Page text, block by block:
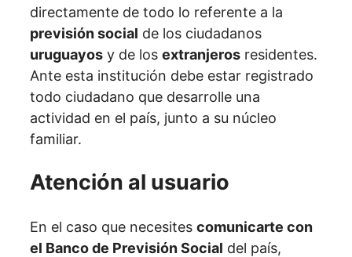
directamente de todo lo referente a la
previsión social de los ciudadanos
uruguayos y de los extranjeros residentes.
Ante esta institución debe estar registrado
todo ciudadano que desarrolle una
actividad en el país, junto a su núcleo
familiar.
Atención al usuario
En el caso que necesites comunicarte con
el Banco de Previsión Social del país,